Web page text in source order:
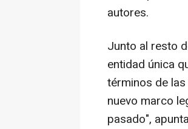
autores.
Junto al resto
entidad única
términos de
nuevo marco
pasado",